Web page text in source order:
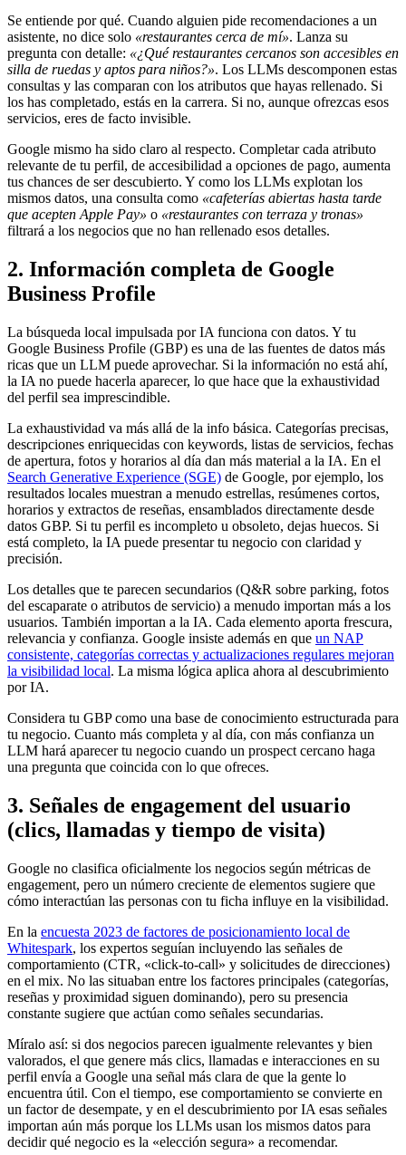
Se entiende por qué. Cuando alguien pide recomendaciones a un
asistente, no dice solo «restaurantes cerca de mí». Lanza su
pregunta con detalle: «¿Qué restaurantes cercanos son accesibles en
silla de ruedas y aptos para niños?». Los LLMs descomponen estas
consultas y las comparan con los atributos que hayas rellenado. Si
los has completado, estás en la carrera. Si no, aunque ofrezcas esos
servicios, eres de facto invisible.
Google mismo ha sido claro al respecto. Completar cada atributo
relevante de tu perfil, de accesibilidad a opciones de pago, aumenta
tus chances de ser descubierto. Y como los LLMs explotan los
mismos datos, una consulta como «cafeterías abiertas hasta tarde
que acepten Apple Pay» o «restaurantes con terraza y tronas»
filtrará a los negocios que no han rellenado esos detalles.
2. Información completa de Google
Business Profile
La búsqueda local impulsada por IA funciona con datos. Y tu
Google Business Profile (GBP) es una de las fuentes de datos más
ricas que un LLM puede aprovechar. Si la información no está ahí,
la IA no puede hacerla aparecer, lo que hace que la exhaustividad
del perfil sea imprescindible.
La exhaustividad va más allá de la info básica. Categorías precisas,
descripciones enriquecidas con keywords, listas de servicios, fechas
de apertura, fotos y horarios al día dan más material a la IA. En el
Search Generative Experience (SGE) de Google, por ejemplo, los
resultados locales muestran a menudo estrellas, resúmenes cortos,
horarios y extractos de reseñas, ensamblados directamente desde
datos GBP. Si tu perfil es incompleto u obsoleto, dejas huecos. Si
está completo, la IA puede presentar tu negocio con claridad y
precisión.
Los detalles que te parecen secundarios (Q&R sobre parking, fotos
del escaparate o atributos de servicio) a menudo importan más a los
usuarios. También importan a la IA. Cada elemento aporta frescura,
relevancia y confianza. Google insiste además en que un NAP
consistente, categorías correctas y actualizaciones regulares mejoran
la visibilidad local. La misma lógica aplica ahora al descubrimiento
por IA.
Considera tu GBP como una base de conocimiento estructurada para
tu negocio. Cuanto más completa y al día, con más confianza un
LLM hará aparecer tu negocio cuando un prospect cercano haga
una pregunta que coincida con lo que ofreces.
3. Señales de engagement del usuario
(clics, llamadas y tiempo de visita)
Google no clasifica oficialmente los negocios según métricas de
engagement, pero un número creciente de elementos sugiere que
cómo interactúan las personas con tu ficha influye en la visibilidad.
En la encuesta 2023 de factores de posicionamiento local de
Whitespark, los expertos seguían incluyendo las señales de
comportamiento (CTR, «click-to-call» y solicitudes de direcciones)
en el mix. No las situaban entre los factores principales (categorías,
reseñas y proximidad siguen dominando), pero su presencia
constante sugiere que actúan como señales secundarias.
Míralo así: si dos negocios parecen igualmente relevantes y bien
valorados, el que genere más clics, llamadas e interacciones en su
perfil envía a Google una señal más clara de que la gente lo
encuentra útil. Con el tiempo, ese comportamiento se convierte en
un factor de desempate, y en el descubrimiento por IA esas señales
importan aún más porque los LLMs usan los mismos datos para
decidir qué negocio es la «elección segura» a recomendar.